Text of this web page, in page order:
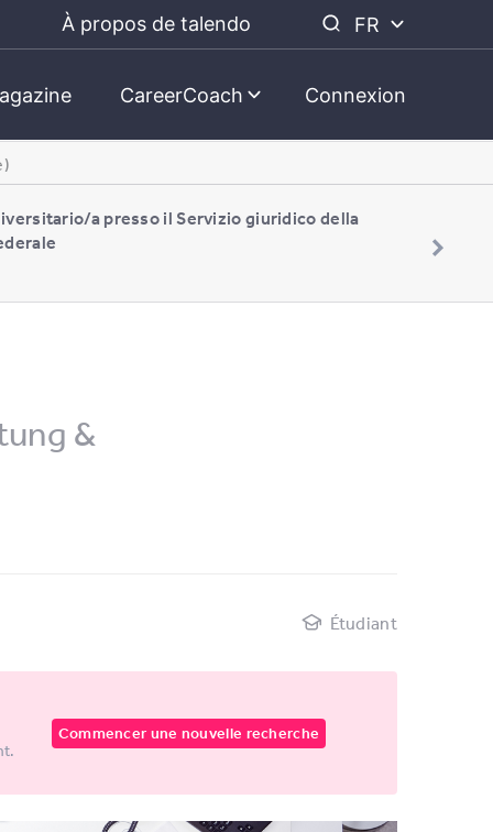
À propos de talendo FR
CareerCoach Connexion
a presso il Servizio giuridico della
&
Étudiant
Commencer une nouvelle recherche